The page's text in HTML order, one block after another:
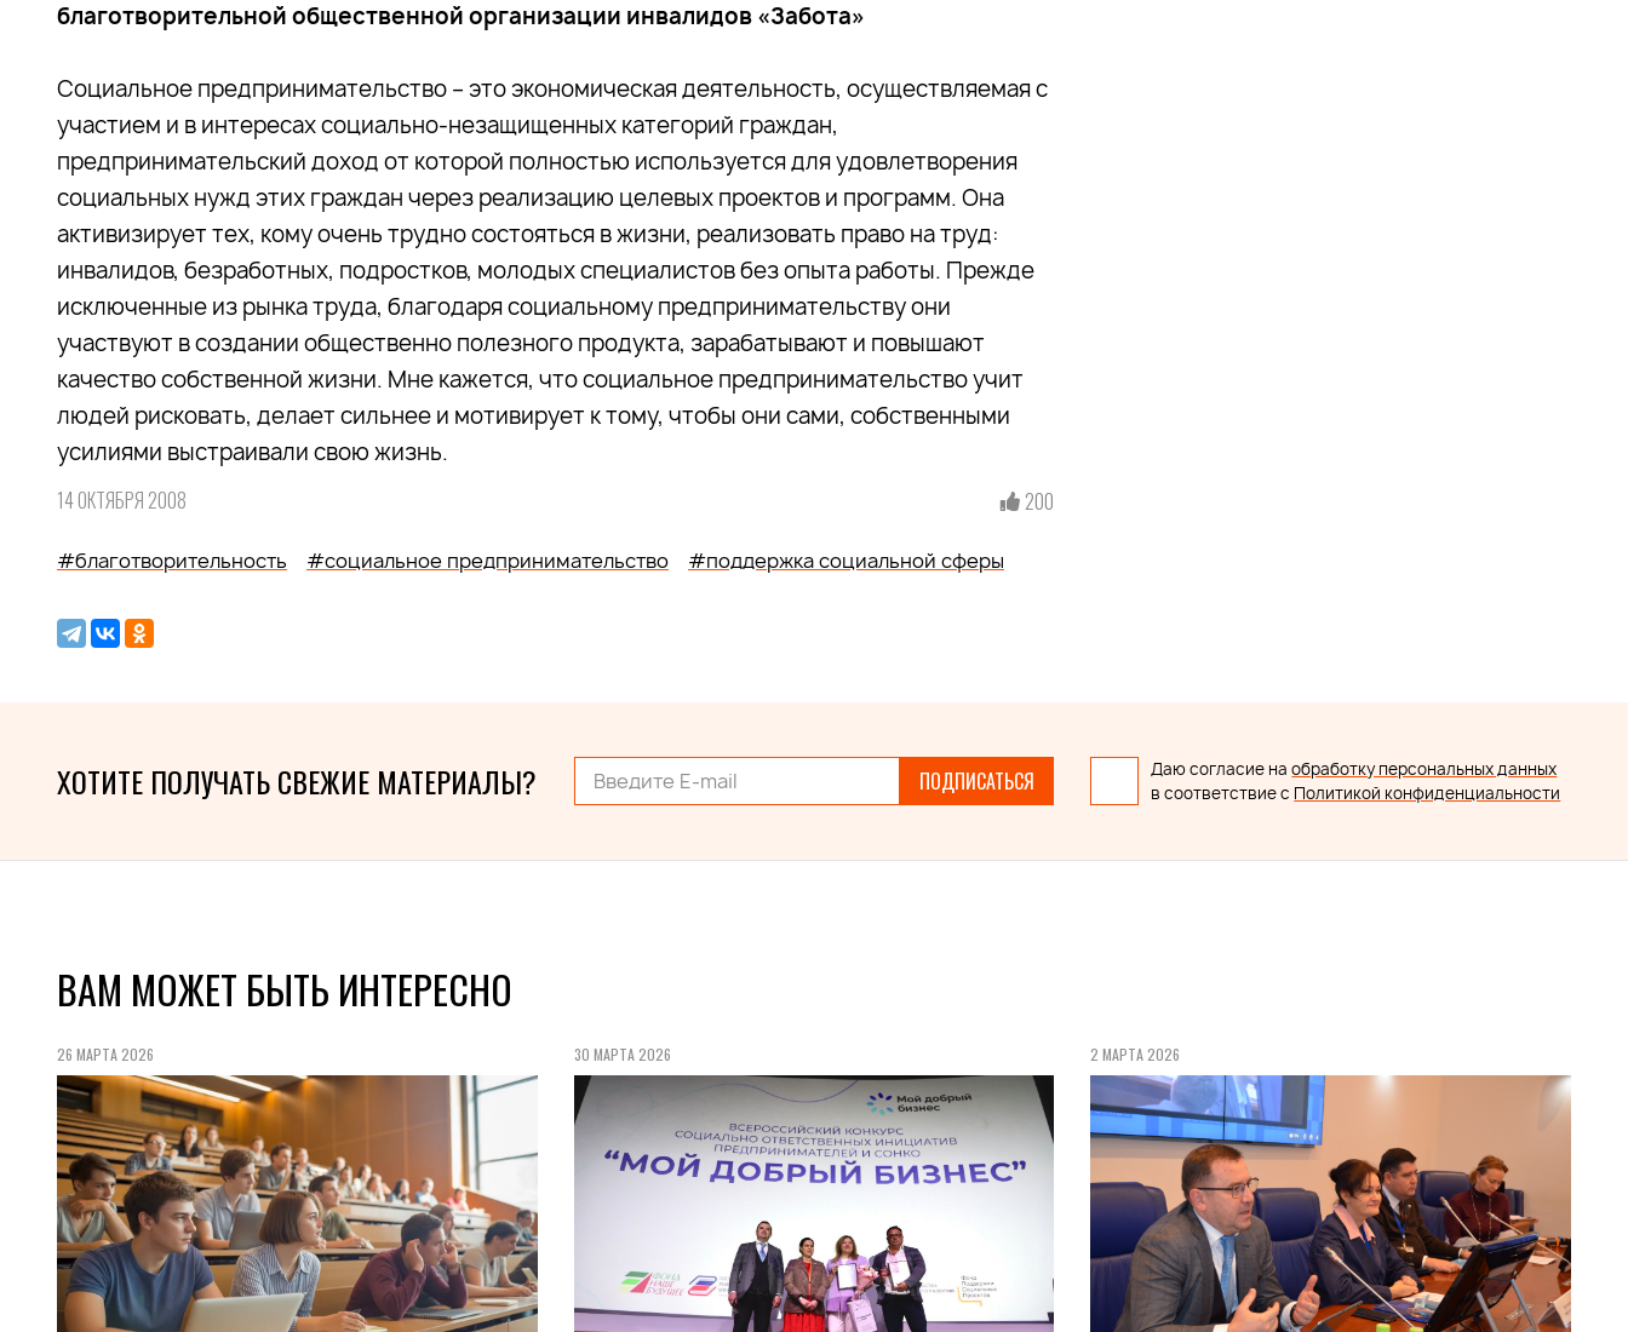
благотворительной общественной организации инвалидов «Забота»
Социальное предпринимательство – это экономическая деятельность, осуществляемая с
участием и в интересах социально-незащищенных категорий граждан,
предпринимательский доход от которой полностью используется для удовлетворения
социальных нужд этих граждан через реализацию целевых проектов и программ. Она
активизирует тех, кому очень трудно состояться в жизни, реализовать право на труд:
инвалидов, безработных, подростков, молодых специалистов без опыта работы. Прежде
исключенные из рынка труда, благодаря социальному предпринимательству они
участвуют в создании общественно полезного продукта, зарабатывают и повышают
качество собственной жизни. Мне кажется, что социальное предпринимательство учит
людей рисковать, делает сильнее и мотивирует к тому, чтобы они сами, собственными
усилиями выстраивали свою жизнь.
14 ОКТЯБРЯ 2008 200
#благотворительность #социальное предпринимательство #поддержка социальной сферы
ХОТИТЕ ПОЛУЧАТЬ СВЕЖИЕ МАТЕРИАЛЫ? ПОДПИСАТЬСЯ Даю согласие наобработку персональных данных
в соответствие с Политикой конфиденциальности
ВАМ МОЖЕТ БЫТЬ ИНТЕРЕСНО
26 МАРТА 2026 30 МАРТА 2026 2 МАРТА 2026